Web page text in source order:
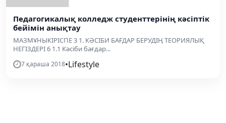
Педагогикалық колледж студенттерінің кәсіптік
бейімін анықтау
МАЗМҰНЫКІРІСПЕ 3 1. КӘСІБИ БАҒДАР БЕРУДІҢ ТЕОРИЯЛЫҚ
НЕГІЗДЕРІ 6 1.1 Кәсіби бағдар...
7 қараша 2018•Lifestyle